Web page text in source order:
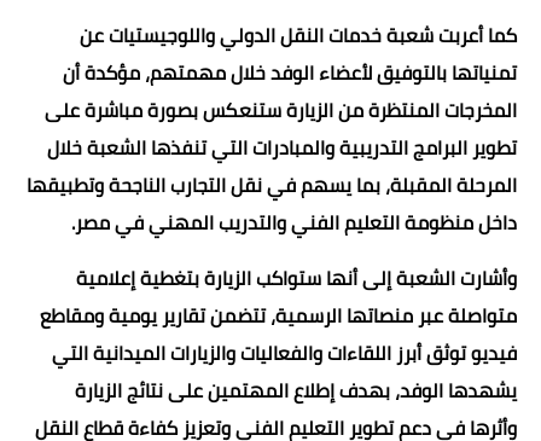
كما أعربت شعبة خدمات النقل الدولي واللوجيستيات عن
تمنياتها بالتوفيق لأعضاء الوفد خلال مهمتهم، مؤكدة أن
المخرجات المنتظرة من الزيارة ستنعكس بصورة مباشرة على
تطوير البرامج التدريبية والمبادرات التي تنفذها الشعبة خلال
المرحلة المقبلة، بما يسهم في نقل التجارب الناجحة وتطبيقها
داخل منظومة التعليم الفني والتدريب المهني في مصر.
وأشارت الشعبة إلى أنها ستواكب الزيارة بتغطية إعلامية
متواصلة عبر منصاتها الرسمية، تتضمن تقارير يومية ومقاطع
فيديو توثق أبرز اللقاءات والفعاليات والزيارات الميدانية التي
يشهدها الوفد، بهدف إطلاع المهتمين على نتائج الزيارة
وأثرها في دعم تطوير التعليم الفني وتعزيز كفاءة قطاع النقل